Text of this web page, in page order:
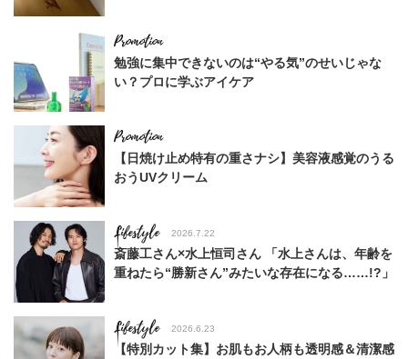
勉強に集中できないのは“やる気”のせいじゃな
い？プロに学ぶアイケア
【日焼け止め特有の重さナシ】美容液感覚のうる
おうUVクリーム
Lifestyle 2026.7.22
斎藤工さん×水上恒司さん 「水上さんは、年齢を
重ねたら“勝新さん”みたいな存在になる……!?」
Lifestyle 2026.6.23
【特別カット集】お肌もお人柄も透明感＆清潔感